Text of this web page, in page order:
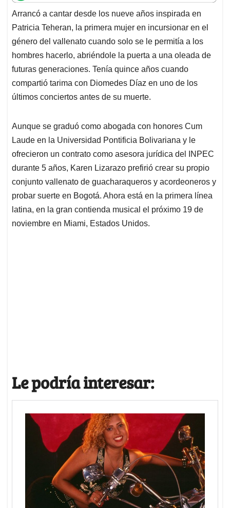
t
s
A
p
p
e
b
o
o
k
k
e
d
I
n
i
l
e
a
d
s
Arrancó a cantar desde los nueve años inspirada en
Patricia Teheran, la primera mujer en incursionar en el
género del vallenato cuando solo se le permitía a los
hombres hacerlo, abriéndole la puerta a una oleada de
futuras generaciones. Tenía quince años cuando
compartió tarima con Diomedes Díaz en uno de los
últimos conciertos antes de su muerte.
Aunque se graduó como abogada con honores Cum
Laude en la Universidad Pontificia Bolivariana y le
ofrecieron un contrato como asesora jurídica del INPEC
durante 5 años, Karen Lizarazo prefirió crear su propio
conjunto vallenato de guacharaqueros y acordeoneros y
probar suerte en Bogotá. Ahora está en la primera línea
latina, en la gran contienda musical el próximo 19 de
noviembre en Miami, Estados Unidos.
Le podría interesar: